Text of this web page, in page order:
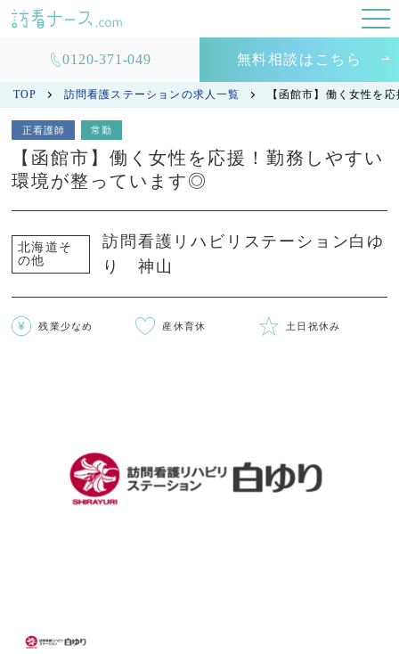
0120-371-049 無料相談はこちら
TOP 訪問看護ステーションの求人一覧 【函館市】働く女性を
正看護師 常勤
【函館市】働く女性を応援！勤務しやすい
環境が整っています◎
北海道そ
の他
訪問看護リハビリステーション白ゆ
り 神山
残業少なめ 産休育休 土日祝休み